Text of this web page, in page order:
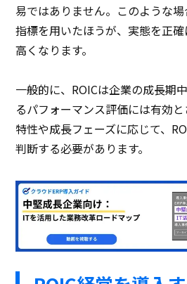
易ではありません。このような
指標を用いたほうが、実態を正
高くなります。
一般的に、ROICは企業の成長期
るパフォーマンス評価には有効
特性や成長フェーズに応じて、
判断する必要があります。